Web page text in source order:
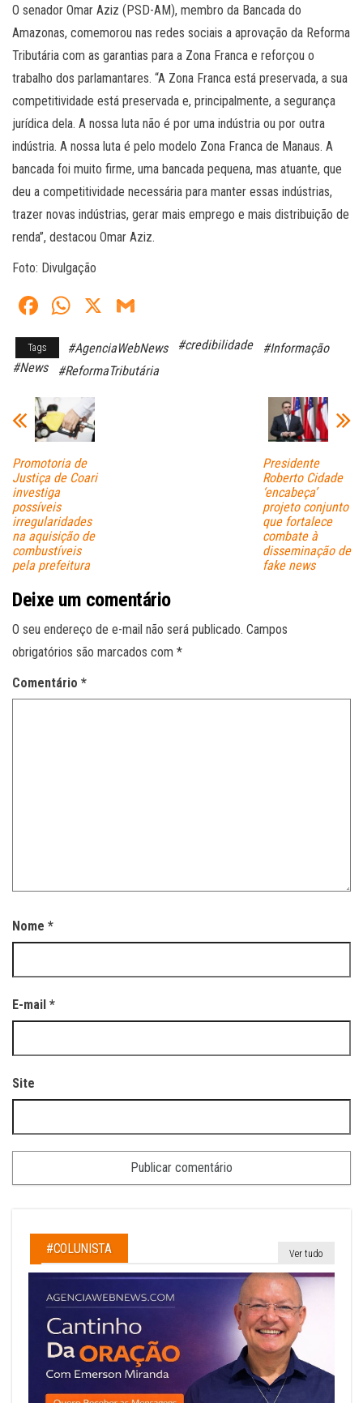
O senador Omar Aziz (PSD-AM), membro da Bancada do
Amazonas, comemorou nas redes sociais a aprovação da Reforma
Tributária com as garantias para a Zona Franca e reforçou o
trabalho dos parlamantares. “A Zona Franca está preservada, a sua
competitividade está preservada e, principalmente, a segurança
jurídica dela. A nossa luta não é por uma indústria ou por outra
indústria. A nossa luta é pelo modelo Zona Franca de Manaus. A
bancada foi muito firme, uma bancada pequena, mas atuante, que
deu a competitividade necessária para manter essas indústrias,
trazer novas indústrias, gerar mais emprego e mais distribuição de
renda”, destacou Omar Aziz.
Foto: Divulgação
Fa
ce
bo
ok
W
ts
A
pp
X
ail
Tags #AgenciaWebNews #credibilidade
#Informação
#News
#ReformaTributária
Promotoria de
Justiça de Coari
investiga
possíveis
irregularidades
na aquisição de
combustíveis
pela prefeitura
Presidente
Roberto Cidade
‘encabeça’
projeto conjunto
que fortalece
combate à
disseminação de
fake news
Deixe um comentário
O seu endereço de e-mail não será publicado. Campos
obrigatórios são marcados com *
Comentário *
Nome *
E-mail *
Site
#COLUNISTA Ver tudo